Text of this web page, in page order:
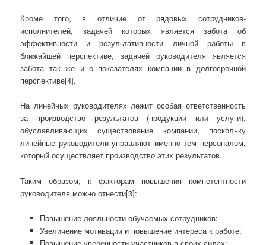
Кроме того, в отличие от рядовых сотрудников-
исполнителей, задачей которых является забота об
эффективности и результативности личной работы в
ближайшей перспективе, задачей руководителя является
забота так же и о показателях компании в долгосрочной
перспективе[4].
На линейных руководителях лежит особая ответственность
за производство результатов (продукции или услуги),
обуславливающих существование компании, поскольку
линейные руководители управляют именно тем персоналом,
который осуществляет производство этих результатов.
Таким образом, к факторам повышения компетентности
руководителя можно отнести[3]:
Повышение лояльности обучаемых сотрудников;
Увеличение мотивации и повышение интереса к работе;
Повышение уверенности участников в своих силах;